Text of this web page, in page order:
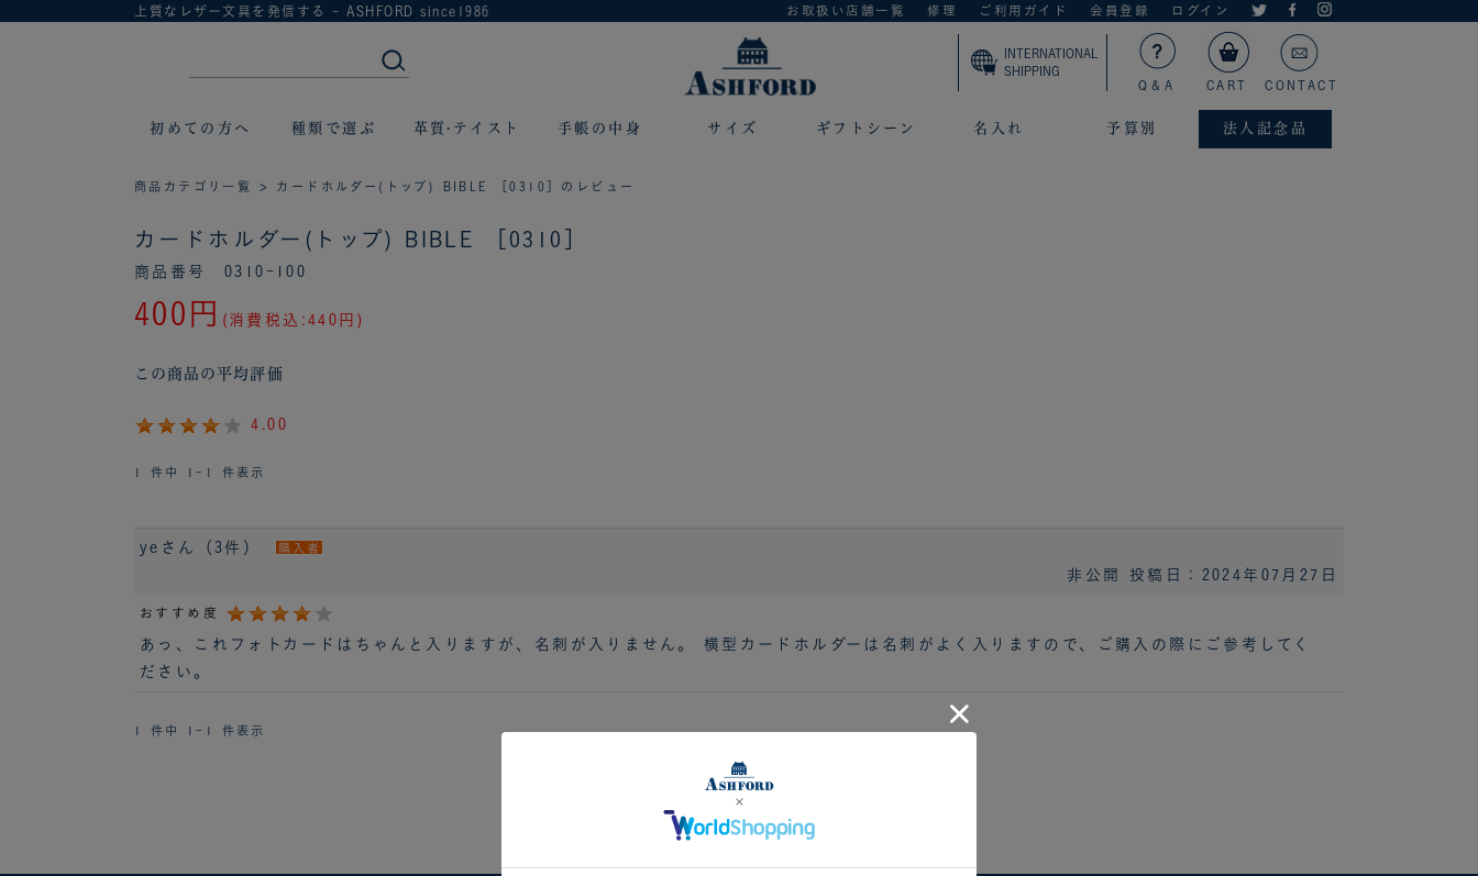
上質なレザー文具を発信する - ASHFORD since1986 お取扱い店舗一覧 修理 ご利用ガイド 会員登録 ログイン
INTERNATIONAL
SHIPPING
Q＆A
CART CONTACT
初めての方へ 種類で選ぶ 革質·テイスト 手帳の中身 サイズ ギフトシーン 名入れ 予算別 法人記念品
商品カテゴリ一覧 > カードホルダー(トップ) BIBLE ［0310］のレビュー
カードホルダー(トップ) BIBLE ［0310］
商品番号 0310-100
400円 (消費税込:440円)
この商品の平均評価
4.00
1 件中 1-1 件表示
yeさん（3件） 購入者
非公開 投稿日：2024年07月27日
おすすめ度
あっ、これフォトカードはちゃんと入りますが、名刺が入りません。 横型カードホルダーは名刺がよく入りますので、ご購入の際にご参考してく
ださい。
1 件中 1-1 件表示